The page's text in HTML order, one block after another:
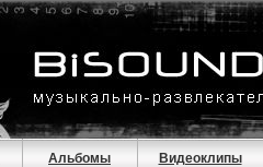
Альбомы Видеоклипы